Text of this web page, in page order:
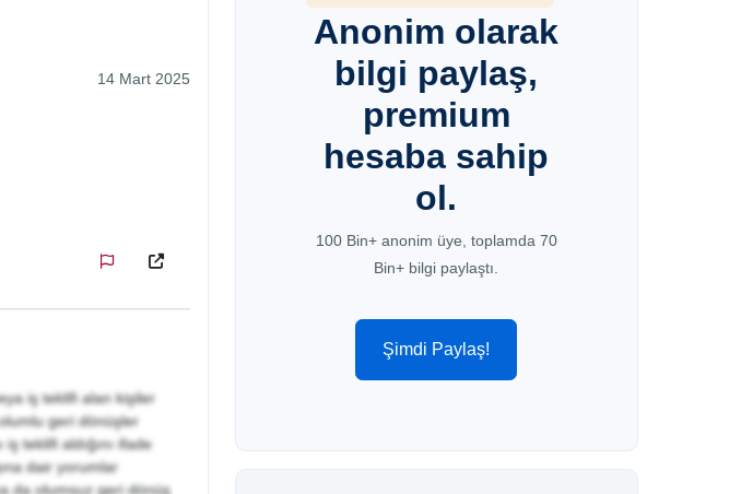
14 Mart 2025
iş teklifi alan kişiler
geri dönüşler
teklifi aldığını ifade
dair yorumlar
da olumsuz geri dönüş
Anonim olarak
bilgi paylaş,
premium
hesaba sahip
ol.
100 Bin+ anonim üye, toplamda 70
Bin+ bilgi paylaştı.
Şimdi Paylaş!